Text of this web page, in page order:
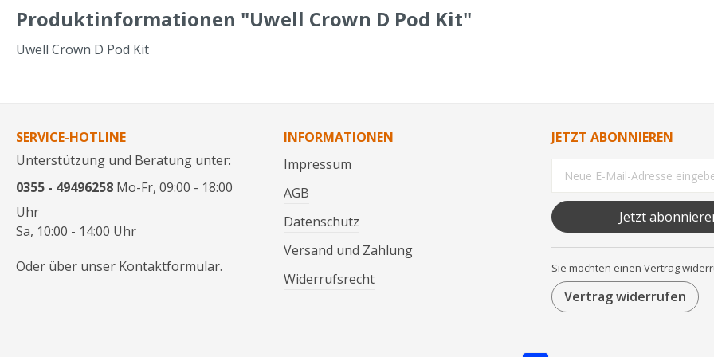
Produktinformationen "Uwell Crown D Pod Kit"
Uwell Crown D Pod Kit
SERVICE-HOTLINE
Unterstützung und Beratung unter:
0355 - 49496258 Mo-Fr, 09:00 - 18:00
Uhr
Sa, 10:00 - 14:00 Uhr
Oder über unser Kontaktformular.
INFORMATIONEN
Impressum
AGB
Datenschutz
Versand und Zahlung
Widerrufsrecht
JETZT ABONNIEREN
Jetzt
Sie möchten einen Vertrag
Vertrag widerrufen